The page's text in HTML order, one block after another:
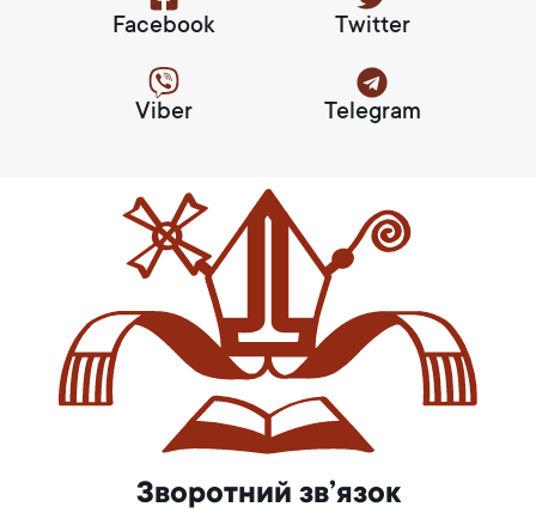
Facebook Twitter
Viber Telegram
Зворотний зв’язок